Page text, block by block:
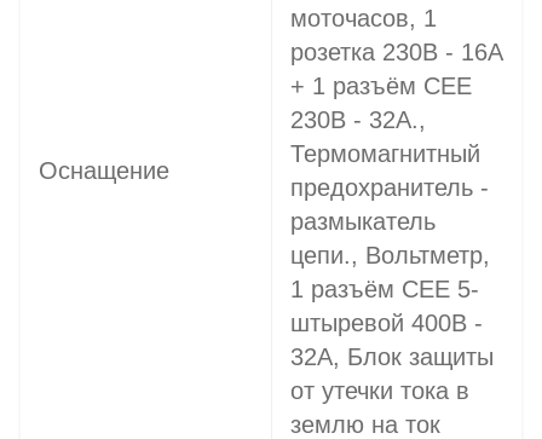
Оснащение
моточасов, 1
розетка 230В - 16A
+ 1 разъём СЕЕ
230В - 32A.,
Термомагнитный
предохранитель -
размыкатель
цепи., Вольтметр,
1 разъём CEE 5-
штыревой 400В -
32A, Блок защиты
от утечки тока в
землю на ток